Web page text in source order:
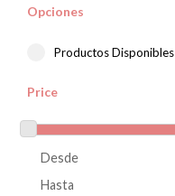
Opciones
Productos Disponibles
Price
Desde
Hasta